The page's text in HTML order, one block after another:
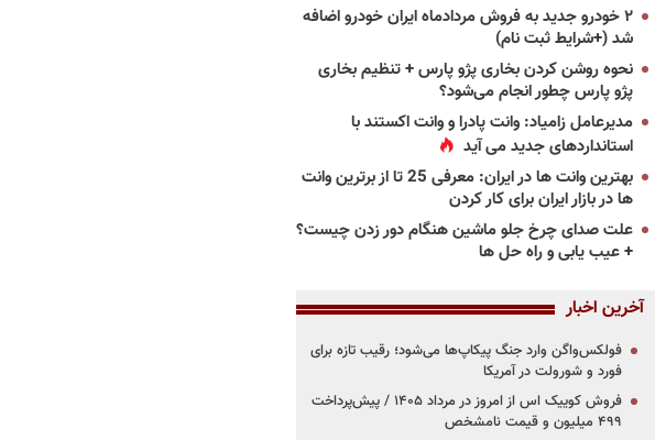
۲ خودرو جدید به فروش مردادماه ایران خودرو اضافه
شد (+شرایط ثبت نام)
نحوه روشن کردن بخاری پژو پارس + تنظیم بخاری
پژو پارس چطور انجام می‌شود؟
مدیرعامل زامیاد: وانت پادرا و وانت اکستند با
استانداردهای جدید می آید
بهترین وانت ها در ایران: معرفی 25 تا از برترین وانت
ها در بازار ایران برای کار کردن
علت صدای چرخ جلو ماشین هنگام دور زدن چیست؟
+ عیب یابی و راه حل ها
آخرین اخبار
فولکس‌واگن وارد جنگ پیکاپ‌ها می‌شود؛ رقیب تازه برای
فورد و شورولت در آمریکا
فروش کوییک اس از امروز در مرداد ۱۴۰۵ / پیش‌پرداخت
۴۹۹ میلیون و قیمت نامشخص